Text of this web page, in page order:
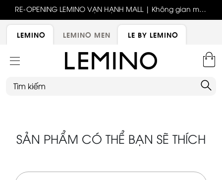
RE-OPENING LEMINO VẠN HẠNH MALL | Không gian mới,
trải nghiệm mới, ưu đãi tri ân đặc biệt
LEMINO
LEMINO MEN LE BY LEMINO
SẢN PHẨM CÓ THỂ BẠN SẼ THÍCH